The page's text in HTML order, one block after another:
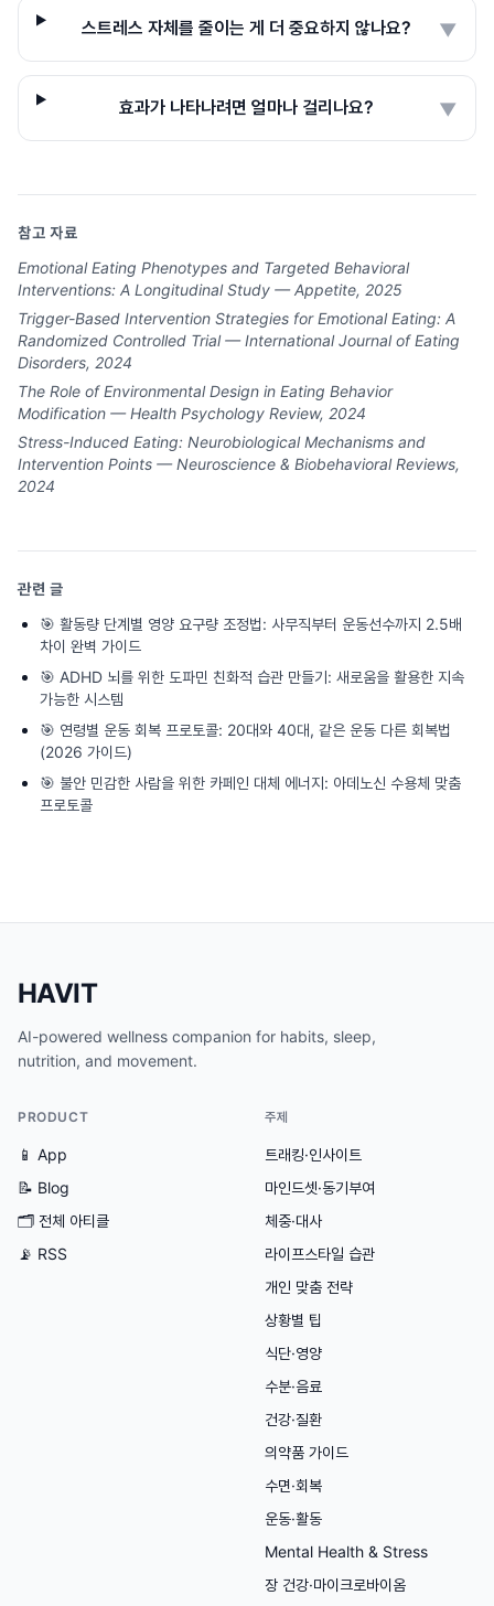
스트레스 자체를 줄이는 게 더 중요하지 않나요? ▼
효과가 나타나려면 얼마나 걸리나요? ▼
참고 자료
Emotional Eating Phenotypes and Targeted Behavioral
Interventions: A Longitudinal Study — Appetite, 2025
Trigger-Based Intervention Strategies for Emotional Eating: A
Randomized Controlled Trial — International Journal of Eating
Disorders, 2024
The Role of Environmental Design in Eating Behavior
Modification — Health Psychology Review, 2024
Stress-Induced Eating: Neurobiological Mechanisms and
Intervention Points — Neuroscience & Biobehavioral Reviews,
2024
관련 글
🎯 활동량 단계별 영양 요구량 조정법: 사무직부터 운동선수까지 2.5배
차이 완벽 가이드
🎯 ADHD 뇌를 위한 도파민 친화적 습관 만들기: 새로움을 활용한 지속
가능한 시스템
🎯 연령별 운동 회복 프로토콜: 20대와 40대, 같은 운동 다른 회복법
(2026 가이드)
🎯 불안 민감한 사람을 위한 카페인 대체 에너지: 아데노신 수용체 맞춤
프로토콜
HAVIT
AI-powered wellness companion for habits, sleep,
nutrition, and movement.
PRODUCT
📱 App
📝 Blog
🗂 전체 아티클
📡 RSS
주제
트래킹·인사이트
마인드셋·동기부여
체중·대사
라이프스타일 습관
개인 맞춤 전략
상황별 팁
식단·영양
수분·음료
건강·질환
의약품 가이드
수면·회복
운동·활동
Mental Health & Stress
장 건강·마이크로바이옴